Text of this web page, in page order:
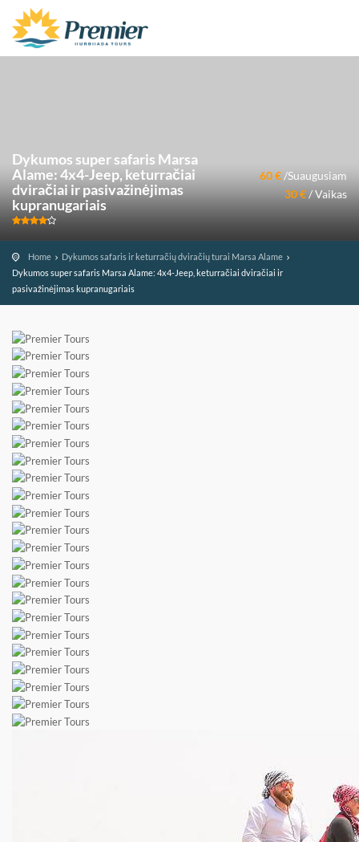
Dykumos super safaris Marsa
Alame: 4x4-Jeep, keturračiai
dviračiai ir pasivažinėjimas
kupranugariais
60 €/Suaugusiam
30 €/ Vaikas
Home
Dykumos safaris ir keturračių dviračių turai Marsa Alame
Dykumos super safaris Marsa Alame: 4x4-Jeep, keturračiai dviračiai ir
pasivažinėjimas kupranugariais